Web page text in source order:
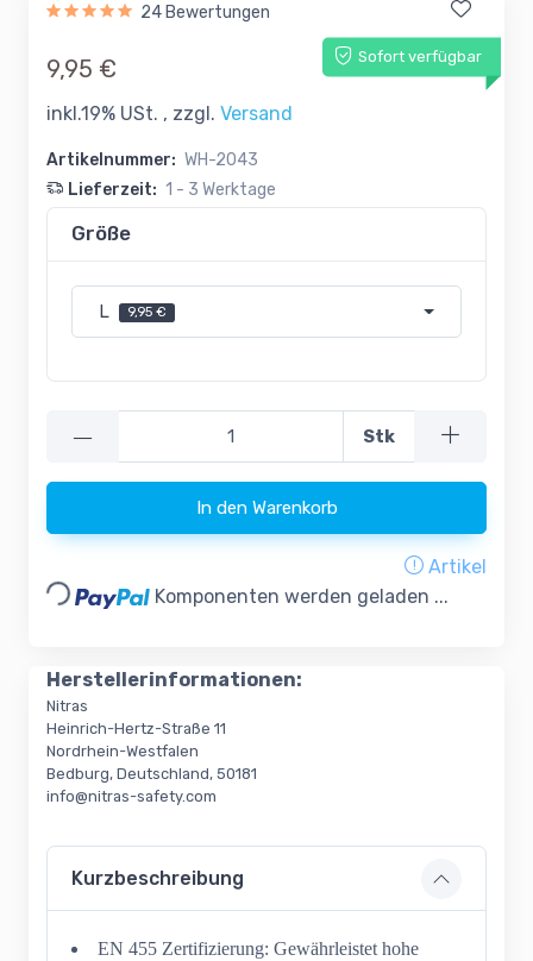
24 Bewertungen
Sofort verfügbar
9,95 €
inkl.19% USt. , zzgl. Versand
Artikelnummer: WH-2043
Lieferzeit: 1 - 3 Werktage
Größe
L 9,95 €
— Stk
In den Warenkorb
Artikel
Loading... Komponenten werden geladen ...
Herstellerinformationen:
Nitras
Heinrich-Hertz-Straße 11
Nordrhein-Westfalen
Bedburg, Deutschland, 50181
info@nitras-safety.com
Kurzbeschreibung
EN 455 Zertifizierung: Gewährleistet hohe